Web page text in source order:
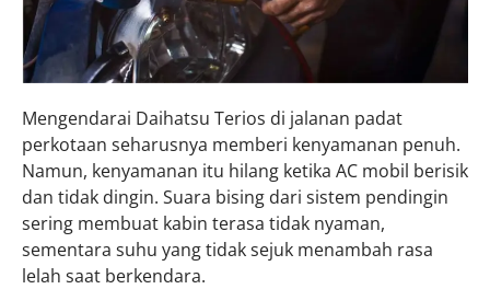
Mengendarai Daihatsu Terios di jalanan padat
perkotaan seharusnya memberi kenyamanan penuh.
Namun, kenyamanan itu hilang ketika AC mobil berisik
dan tidak dingin. Suara bising dari sistem pendingin
sering membuat kabin terasa tidak nyaman,
sementara suhu yang tidak sejuk menambah rasa
lelah saat berkendara.